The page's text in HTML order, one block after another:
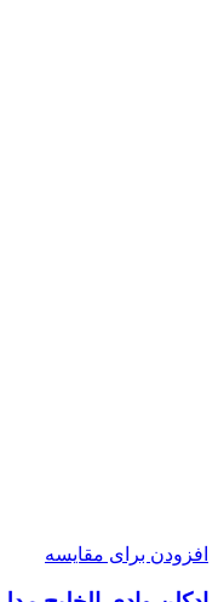
افزودن برای مقایسه